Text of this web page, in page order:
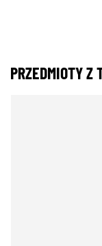
PRZEDMIOTY